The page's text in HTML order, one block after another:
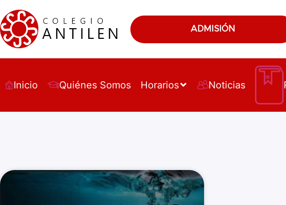
ADMISIÓN
Inicio Quiénes Somos Horarios Noticias